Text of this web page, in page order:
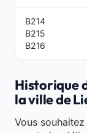
B214
B215
B216
Historique
la ville de
Vous